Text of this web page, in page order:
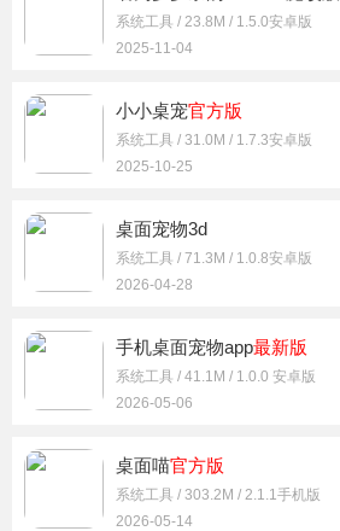
系统工具 / 23.8M / 1.5.0安卓版
2025-11-04
小小桌宠官方版
系统工具 / 31.0M / 1.7.3安卓版
2025-10-25
桌面宠物3d
系统工具 / 71.3M / 1.0.8安卓版
2026-04-28
手机桌面宠物app最新版
系统工具 / 41.1M / 1.0.0 安卓版
2026-05-06
桌面喵官方版
系统工具 / 303.2M / 2.1.1手机版
2026-05-14